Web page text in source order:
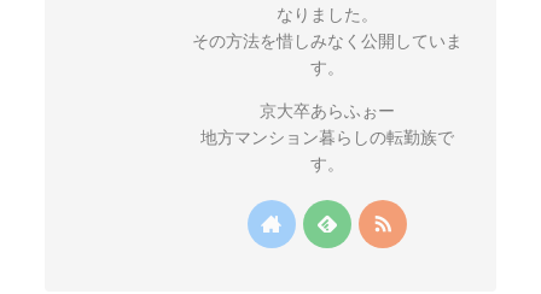
なりました。
その方法を惜しみなく公開していま
す。
京大卒あらふぉー
地方マンション暮らしの転勤族で
す。